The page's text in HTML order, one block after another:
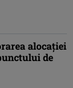
alocaţiei
de